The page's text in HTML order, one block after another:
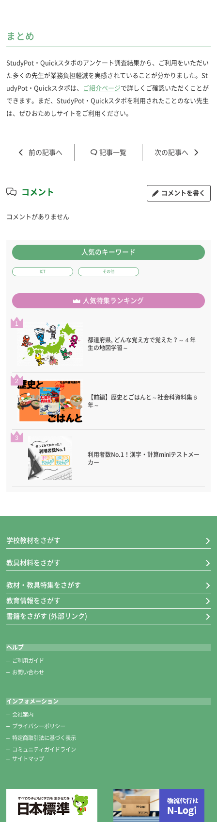
まとめ
StudyPot・Quickスタポのアンケート調査結果から、ご利用をいただい
た多くの先生が業務負担軽減を実感されていることが分かりました。St
udyPot・Quickスタポは、
ご紹介ページで詳しくご確認いただくことが
できます。まだ、StudyPot・Quickスタポを利用されたことのない先生
は、ぜひおためしサイトをご利用ください。
記事一覧
コメント コメントを書く
コメントがありません
人気のキーワード
ICT その他
人気特集ランキング
1
都道府県, どんな覚え方で覚えた？～４年
生の地図学習～
2
【前編】歴史とごはんと～社会科資料集６
年～
3
利用者数No.1！漢字・計算miniテストメー
カー
学校教材をさがす
教具材料をさがす
教材・教具特集をさがす
教育情報をさがす
書籍をさがす (外部リンク)
ヘルプ
ご利用ガイド
お問い合わせ
インフォメーション
会社案内
プライバシーポリシー
特定商取引法に基づく表示
コミュニティガイドライン
サイトマップ